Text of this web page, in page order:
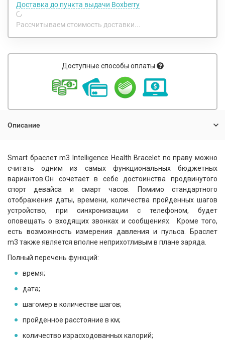
Доставка до пункта выдачи Boxberry
Рассчитываем стоимость доставки...
Доступные способы оплаты
Описание
Smart браслет m3 Intelligence Health Bracelet по праву можно
считать одним из самых функциональных бюджетных
вариантов.Он сочетает в себе достоинства продвинутого
спорт девайса и смарт часов. Помимо стандартного
отображения даты, времени, количества пройденных шагов
устройство, при синхронизации с телефоном, будет
оповещать о входящих звонках и сообщениях. Кроме того,
есть возможность измерения давления и пульса. Браслет
m3 также является вполне неприхотливым в плане заряда.
Полный перечень функций:
время;
дата;
шагомер в количестве шагов;
пройденное расстояние в км;
количество израсходованных калорий;